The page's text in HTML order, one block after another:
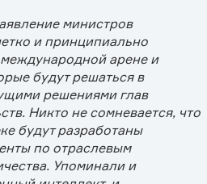
министров
и принципиально
арене и
будут решаться в
решениями глав
Никто не сомневается, что
будут разработаны
по отраслевым
Упоминали и